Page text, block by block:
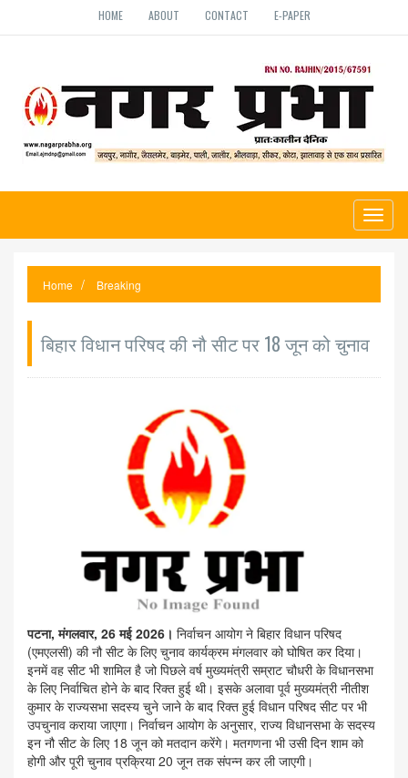
HOME ABOUT CONTACT E-PAPER
Home Breaking
बिहार विधान परिषद की नौ सीट पर 18 जून को चुनाव
पटना, मंगलवार, 26 मई 2026। निर्वाचन आयोग ने बिहार विधान परिषद
(एमएलसी) की नौ सीट के लिए चुनाव कार्यक्रम मंगलवार को घोषित कर दिया।
इनमें वह सीट भी शामिल है जो पिछले वर्ष मुख्यमंत्री सम्राट चौधरी के विधानसभा
के लिए निर्वाचित होने के बाद रिक्त हुई थी। इसके अलावा पूर्व मुख्यमंत्री नीतीश
कुमार के राज्यसभा सदस्य चुने जाने के बाद रिक्त हुई विधान परिषद सीट पर भी
उपचुनाव कराया जाएगा। निर्वाचन आयोग के अनुसार, राज्य विधानसभा के सदस्य
इन नौ सीट के लिए 18 जून को मतदान करेंगे। मतगणना भी उसी दिन शाम को
होगी और पूरी चुनाव प्रक्रिया 20 जून तक संपन्न कर ली जाएगी।